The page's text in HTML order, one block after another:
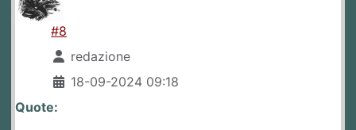
#8
redazione
18-09-2024 09:18
Quote: